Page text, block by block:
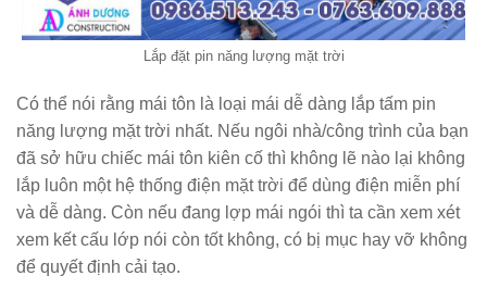
Lắp đặt pin năng lượng mặt trời
Có thể nói rằng mái tôn là loại mái dễ dàng lắp tấm pin
năng lượng mặt trời nhất. Nếu ngôi nhà/công trình của bạn
đã sở hữu chiếc mái tôn kiên cố thì không lẽ nào lại không
lắp luôn một hệ thống điện mặt trời để dùng điện miễn phí
và dễ dàng. Còn nếu đang lợp mái ngói thì ta cần xem xét
xem kết cấu lớp nói còn tốt không, có bị mục hay vỡ không
để quyết định cải tạo.